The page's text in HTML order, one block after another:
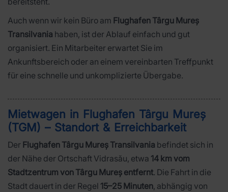
Auch wenn wir kein Büro am Flughafen Târgu Mureș
Transilvania haben, ist der Ablauf einfach und gut
organisiert. Ein Mitarbeiter erwartet Sie im
Ankunftsbereich oder an einem vereinbarten Treffpunkt
für eine schnelle und unkomplizierte Übergabe.
Mietwagen in Flughafen Târgu Mureș
(TGM) – Standort & Erreichbarkeit
Der Flughafen Târgu Mureș Transilvania befindet sich in
der Nähe der Ortschaft Vidrasău, etwa 14 km vom
Stadtzentrum von Târgu Mureș entfernt. Die Fahrt in die
Stadt dauert in der Regel 15–25 Minuten, abhängig von